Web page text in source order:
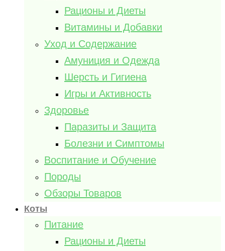
Рационы и Диеты
Витамины и Добавки
Уход и Содержание
Амуниция и Одежда
Шерсть и Гигиена
Игры и Активность
Здоровье
Паразиты и Защита
Болезни и Симптомы
Воспитание и Обучение
Породы
Обзоры Товаров
Коты
Питание
Рационы и Диеты